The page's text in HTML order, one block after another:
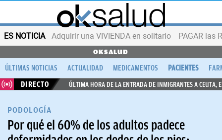
ES NOTICIA Adquirir una VIVIENDA en solitario PAGAR las
OKSALUD
ÚLTIMAS NOTICIAS ACTUALIDAD MEDICAMENTOS PACIENTES
DIRECTO
ÚLTIMA HORA DE LA ENTRADA DE INMIGRANTES A CEUTA,
PODOLOGÍA
Por qué el 60% de los adultos padece